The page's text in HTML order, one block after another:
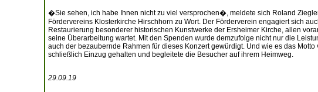
�Sie sehen, ich habe Ihnen nicht zu viel versprochen�, meldete sich Roland
Fördervereins Klosterkirche Hirschhorn zu Wort. Der Förderverein engagiert sich
Restaurierung besonderer historischen Kunstwerke der Ersheimer Kirche, allen
seine Überarbeitung wartet. Mit den Spenden wurde demzufolge nicht nur die
auch der bezaubernde Rahmen für dieses Konzert gewürdigt. Und wie es das Motto
schließlich Einzug gehalten und begleitete die Besucher auf ihrem Heimweg.
29.09.19